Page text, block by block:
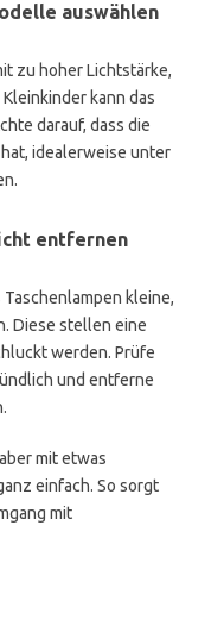
auswählen
zu hoher Lichtstärke,
kann das
darauf, dass die
idealerweise unter
entfernen
kleine,
Diese stellen eine
werden. Prüfe
und entferne
mit etwas
einfach. So sorgt
mit